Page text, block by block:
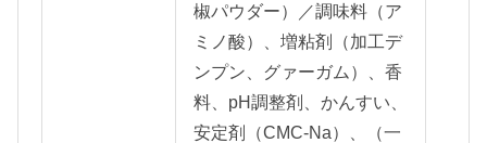
椒パウダー）／調味料（ア
ミノ酸）、増粘剤（加工デ
ンプン、グァーガム）、香
料、pH調整剤、かんすい、
安定剤（CMC-Na）、（一